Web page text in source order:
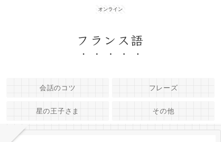
オンライン
フランス語
会話のコツ フレーズ
星の王子さま その他